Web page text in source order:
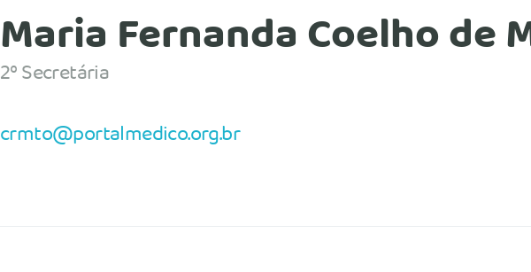
Maria Fernanda Coelho de
2º Secretária
crmto@portalmedico.org.br